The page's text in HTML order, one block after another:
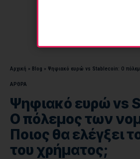
Αρχική » Blog » Ψηφιακό ευρώ vs Stablecoin: Ο πόλεμος των νομισμάτων –
ΑΡΘΡΑ
Ψηφιακό ευρώ vs
Ο πόλεμος των
Ποιος θα ελέγξει
του χρήματος;